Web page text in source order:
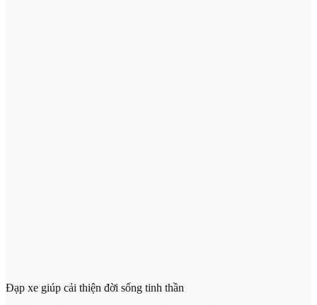
Đạp xe giúp cải thiện đời sống tinh thần